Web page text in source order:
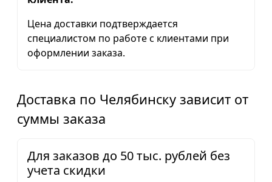
Цена доставки подтверждается
специалистом по работе с клиентами при
оформлении заказа.
Доставка по Челябинску зависит от
суммы заказа
Для заказов до 50 тыс. рублей без
учета скидки